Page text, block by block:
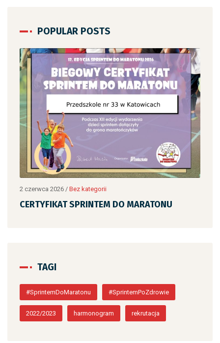
POPULAR POSTS
2 czerwca 2026 / Bez kategorii
CERTYFIKAT SPRINTEM DO MARATONU
TAGI
#SprintemDoMaratonu #SprintemPoZdrowie
2022/2023 harmonogram rekrutacja